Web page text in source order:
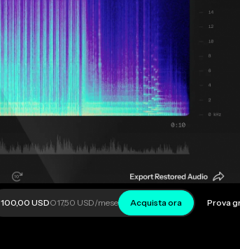
100,00 USDO17,50 USD/mese Acquista ora Prova